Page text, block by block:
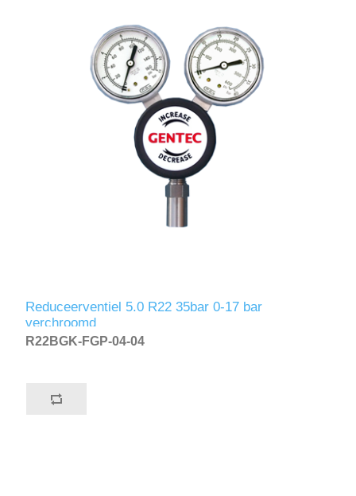
Reduceerventiel 5.0 R22 35bar 0-17 bar
verchroomd
R22BGK-FGP-04-04